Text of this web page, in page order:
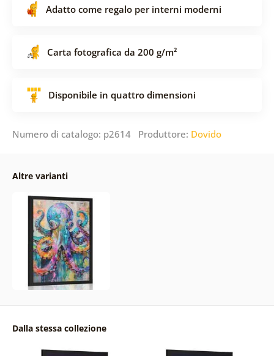
Adatto come regalo per interni moderni
Carta fotografica da 200 g/m²
Disponibile in quattro dimensioni
Numero di catalogo: p2614 Produttore: Dovido
Altre varianti
Dalla stessa collezione